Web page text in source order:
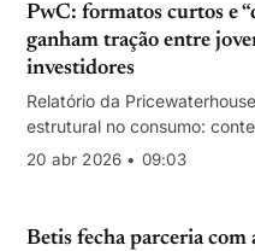
PwC: formatos curtos e
ganham tração entre
investidores
Relatório da
estrutural no consumo:
personalidades e com maior
20 abr 2026 • 09:03
Betis fecha parceria com